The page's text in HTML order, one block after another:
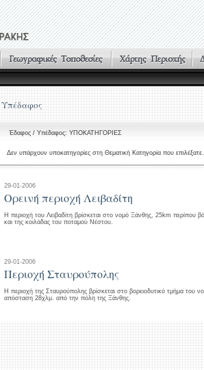
Έδαφος / Υπέδαφος: ΥΠΟΚΑΤΗΓΟΡΙΕΣ
Δεν υπάρχουν υποκατηγορίες στη Θεματική Κατηγορία που επιλέξατε.
29-01-2006
Ορεινή περιοχή Λειβαδίτη
Η περιοχή του Λειβαδίτη βρίσκεται στο νομό Ξάνθης, 25km περίπου
και της κοιλάδας του ποταμού Νέστου.
29-01-2006
Περιοχή Σταυρούπολης
Η περιοχή της Σταυρούπολης βρίσκεται στο βορειοδυτικό τμήμα του
απόσταση 28χλμ. από την πόλη της Ξάνθης.